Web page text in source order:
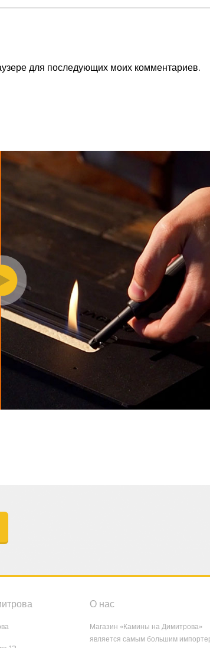
для последующих моих комментариев.
О нас
Магазин «Камины на Димитрова»
является самым большим